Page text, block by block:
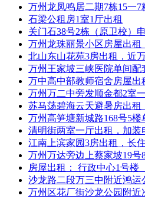
万州龙凤鸣居二期7栋15一7
石梁公租房1室1厅出租
关门石38号2栋（原卫校）
万州龙珠丽景小区房屋出
北山东山花苑3房出租，近
万州王家坡三峡医院单间配
万中高中部教师宿舍房屋出
万州万二中旁发顺金都2室
苏马荡碧海云天避暑房出租
万州高笋塘新城路168号5
清明街两室一厅出租，加装
江南上滨家园3房出租，长
万州万达旁边上蔡家坡19号
房屋出租： 行政中心1号楼
沙龙路二段万三中附近鸿运
万州区花厂街沙龙公园附近